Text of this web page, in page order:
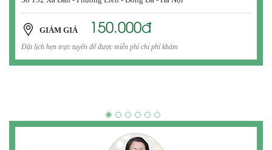
GIẢM GIÁ 150.000đ
Đặt lịch hẹn trực tuyến để được miễn phí chi phí khám